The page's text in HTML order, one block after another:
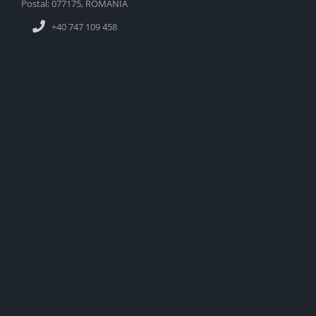
Postal: 077175, ROMANIA
+40 747 109 458